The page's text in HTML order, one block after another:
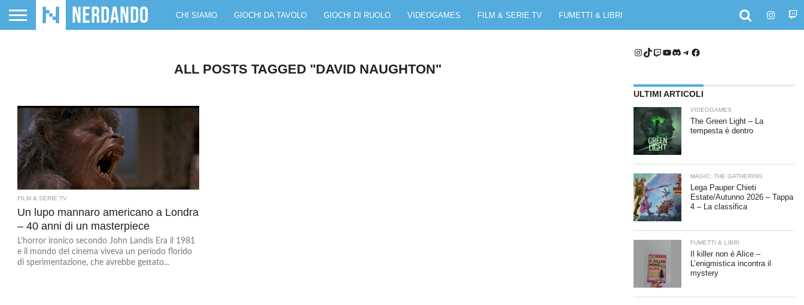
CHI SIAMO GIOCHI DA TAVOLO GIOCHI DI RUOLO VIDEOGAMES FILM & SERIE TV FUMETTI & LIBRI
ALL POSTS TAGGED "DAVID NAUGHTON"
FILM & SERIE TV
Un lupo mannaro americano a Londra
– 40 anni di un masterpiece
L’horror ironico secondo John Landis Era il 1981
e il mondo del cinema viveva un periodo florido
di sperimentazione, che avrebbe gettato...
Instagram
TikTok
Twitch
YouTube
Discord
Telegram
Facebook
ULTIMI ARTICOLI
VIDEOGAMES
The Green Light – La
tempesta è dentro
MAGIC: THE GATHERING
Lega Pauper Chieti
Estate/Autunno 2026 – Tappa
4 – La classifica
FUMETTI & LIBRI
Il killer non è Alice –
L’enigmistica incontra il
mystery